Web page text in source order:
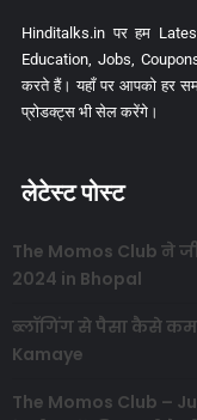
Hinditalks.in पर हम
Education, Jobs,
करते हैं। यहाँ पर आपको हर
प्रोडक्ट्स भी सेल करेंगे।
लेटेस्ट पोस्ट
The Momos Club ने
2024 in Bhopal
ब्लॉगिंग से पैसा कैसे
Kamaye
The Momos Club –